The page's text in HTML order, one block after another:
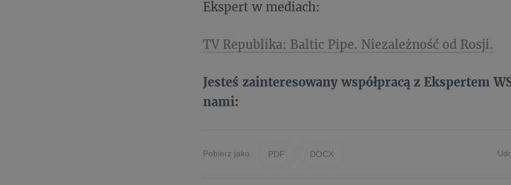
Ekspert w mediach:
TV Republika: Baltic Pipe. Niezależność od Rosji.
Jesteś zainteresowany współpracą z Ekspertem
nami:
Pobierz jako PDF DOCX